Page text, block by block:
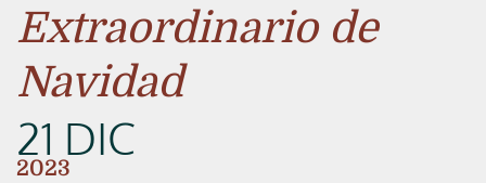
Extraordinario de
Navidad
21 DIC
2023